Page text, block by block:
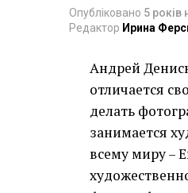
Опубліковано 5 років
Редактор Ирина
Андрей
отличается
делать
занимается
всему миру –